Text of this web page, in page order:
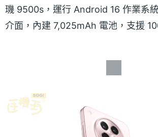
璣 9500s，運行 Android 16 作業系
介面，內建 7,025mAh 電池，支援